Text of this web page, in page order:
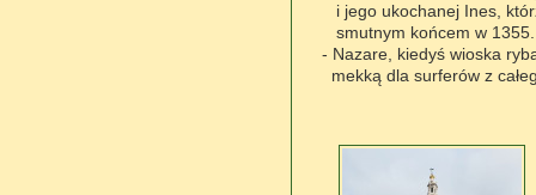
i jego ukochanej Ines,
smutnym końcem w
- Nazare, kiedyś wioska
mekką dla surferów z